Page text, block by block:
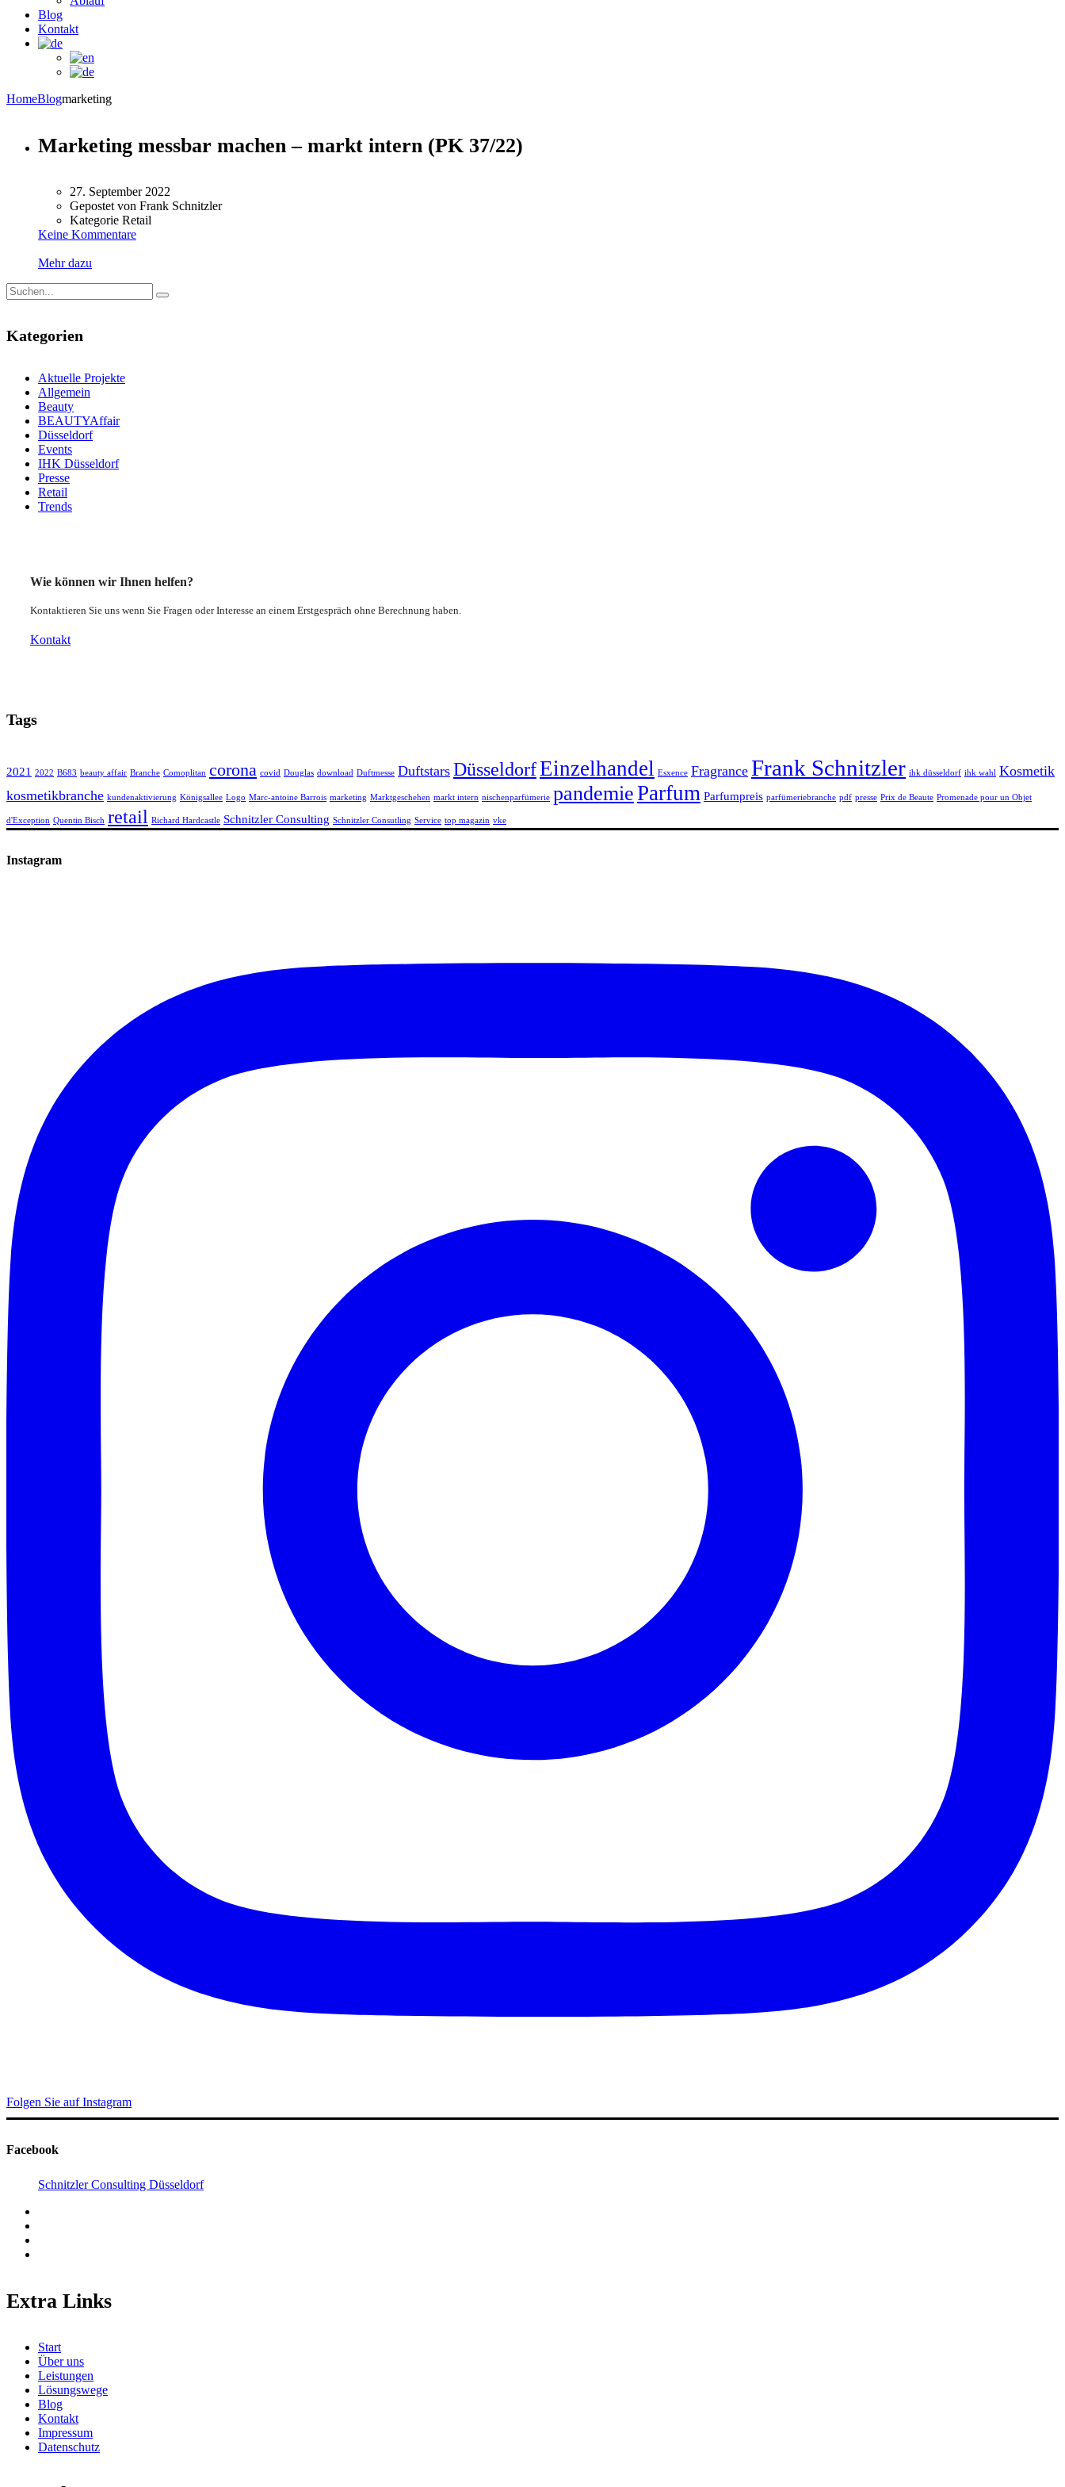
Blog
Kontakt
HomeBlogmarketing
Marketing messbar machen – markt intern (PK 37/22)
27. September 2022
Gepostet von Frank Schnitzler
Kategorie Retail
Keine Kommentare
Mehr dazu
Kategorien
Aktuelle Projekte
Allgemein
Beauty
BEAUTYAffair
Düsseldorf
Events
IHK Düsseldorf
Presse
Retail
Trends
Wie können wir Ihnen helfen?
Kontaktieren Sie uns wenn Sie Fragen oder Interesse an einem Erstgespräch ohne Berechnung haben.
Kontakt
Tags
2021 2022 B683 beauty affair Branche Comoplitan corona covid Douglas download Duftmesse Duftstars DüsseldorfEinzelhandel Esxence Fragrance Frank Schnitzler ihk düsseldorf ihk wahl Kosmetik
kosmetikbranche kundenaktivierung Königsallee Logo Marc-antoine Barrois marketing Marktgeschehen markt intern nischenparfümerie pandemieParfum Parfumpreis parfümeriebranche pdf presse Prix de Beaute Promenade pour un Objet
d'Exception Quentin Bisch retail Richard Hardcastle Schnitzler Consulting Schnitzler Consutling Service top magazin vke
Instagram
Folgen Sie auf Instagram
Facebook
Schnitzler Consulting Düsseldorf
Extra Links
Start
Über uns
Leistungen
Lösungswege
Blog
Kontakt
Impressum
Datenschutz